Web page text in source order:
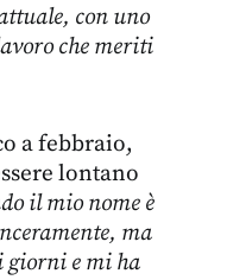
con uno
che meriti
a febbraio,
lontano
il mio nome è
ma
giorni e mi ha